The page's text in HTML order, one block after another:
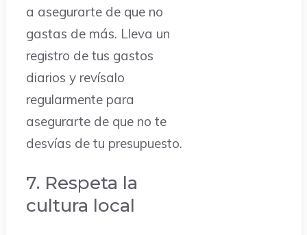
a asegurarte de que no
gastas de más. Lleva un
registro de tus gastos
diarios y revísalo
regularmente para
asegurarte de que no te
desvías de tu presupuesto.
7. Respeta la
cultura local